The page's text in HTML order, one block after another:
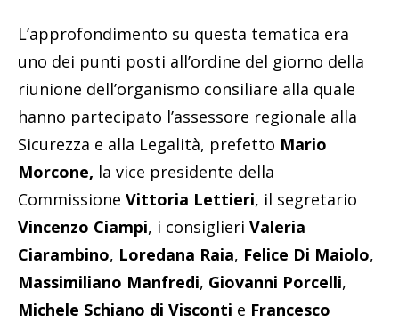
L’approfondimento su questa tematica era
uno dei punti posti all’ordine del giorno della
riunione dell’organismo consiliare alla quale
hanno partecipato l’assessore regionale alla
Sicurezza e alla Legalità, prefetto Mario
Morcone, la vice presidente della
Commissione Vittoria Lettieri, il segretario
Vincenzo Ciampi, i consiglieri Valeria
Ciarambino, Loredana Raia, Felice Di Maiolo,
Massimiliano Manfredi, Giovanni Porcelli,
Michele Schiano di Visconti e Francesco